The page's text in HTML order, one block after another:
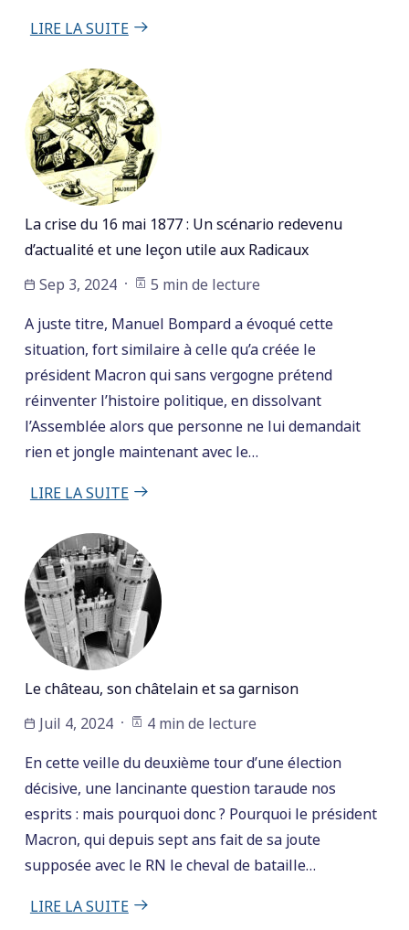
LIRE LA SUITE
La crise du 16 mai 1877 : Un scénario redevenu
d’actualité et une leçon utile aux Radicaux
Sep 3, 2024
5 min de lecture
A juste titre, Manuel Bompard a évoqué cette
situation, fort similaire à celle qu’a créée le
président Macron qui sans vergogne prétend
réinventer l’histoire politique, en dissolvant
l’Assemblée alors que personne ne lui demandait
rien et jongle maintenant avec le…
LIRE LA SUITE
Le château, son châtelain et sa garnison
Juil 4, 2024
4 min de lecture
En cette veille du deuxième tour d’une élection
décisive, une lancinante question taraude nos
esprits : mais pourquoi donc ? Pourquoi le président
Macron, qui depuis sept ans fait de sa joute
supposée avec le RN le cheval de bataille…
LIRE LA SUITE